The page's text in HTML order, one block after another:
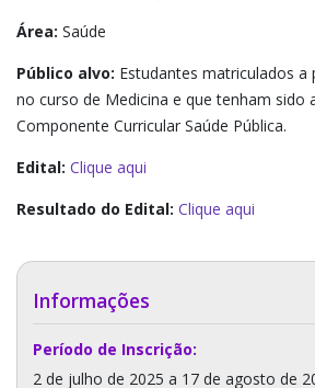
Área: Saúde
Público alvo: Estudantes matriculados a
no curso de Medicina e que tenham sido
Componente Curricular Saúde Pública.
Edital: Clique aqui
Resultado do Edital: Clique aqui
Informações
Período de Inscrição:
2 de julho de 2025 a 17 de agosto de